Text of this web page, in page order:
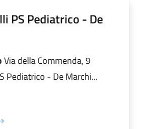
PS Pediatrico - De
Via della Commenda, 9
Pediatrico - De Marchi...